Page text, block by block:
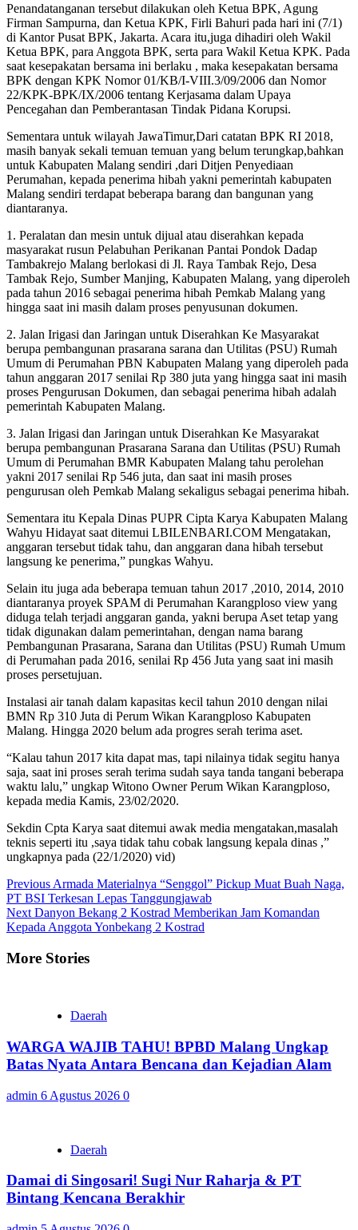
Penandatanganan tersebut dilakukan oleh Ketua BPK, Agung
Firman Sampurna, dan Ketua KPK, Firli Bahuri pada hari ini (7/1)
di Kantor Pusat BPK, Jakarta. Acara itu,juga dihadiri oleh Wakil
Ketua BPK, para Anggota BPK, serta para Wakil Ketua KPK. Pada
saat kesepakatan bersama ini berlaku , maka kesepakatan bersama
BPK dengan KPK Nomor 01/KB/I-VIII.3/09/2006 dan Nomor
22/KPK-BPK/IX/2006 tentang Kerjasama dalam Upaya
Pencegahan dan Pemberantasan Tindak Pidana Korupsi.
Sementara untuk wilayah JawaTimur,Dari catatan BPK RI 2018,
masih banyak sekali temuan temuan yang belum terungkap,bahkan
untuk Kabupaten Malang sendiri ,dari Ditjen Penyediaan
Perumahan, kepada penerima hibah yakni pemerintah kabupaten
Malang sendiri terdapat beberapa barang dan bangunan yang
diantaranya.
1. Peralatan dan mesin untuk dijual atau diserahkan kepada
masyarakat rusun Pelabuhan Perikanan Pantai Pondok Dadap
Tambakrejo Malang berlokasi di Jl. Raya Tambak Rejo, Desa
Tambak Rejo, Sumber Manjing, Kabupaten Malang, yang diperoleh
pada tahun 2016 sebagai penerima hibah Pemkab Malang yang
hingga saat ini masih dalam proses penyusunan dokumen.
2. Jalan Irigasi dan Jaringan untuk Diserahkan Ke Masyarakat
berupa pembangunan prasarana sarana dan Utilitas (PSU) Rumah
Umum di Perumahan PBN Kabupaten Malang yang diperoleh pada
tahun anggaran 2017 senilai Rp 380 juta yang hingga saat ini masih
proses Pengurusan Dokumen, dan sebagai penerima hibah adalah
pemerintah Kabupaten Malang.
3. Jalan Irigasi dan Jaringan untuk Diserahkan Ke Masyarakat
berupa pembangunan Prasarana Sarana dan Utilitas (PSU) Rumah
Umum di Perumahan BMR Kabupaten Malang tahu perolehan
yakni 2017 senilai Rp 546 juta, dan saat ini masih proses
pengurusan oleh Pemkab Malang sekaligus sebagai penerima hibah.
Sementara itu Kepala Dinas PUPR Cipta Karya Kabupaten Malang
Wahyu Hidayat saat ditemui LBILENBARI.COM Mengatakan,
anggaran tersebut tidak tahu, dan anggaran dana hibah tersebut
langsung ke penerima,” pungkas Wahyu.
Selain itu juga ada beberapa temuan tahun 2017 ,2010, 2014, 2010
diantaranya proyek SPAM di Perumahan Karangploso view yang
diduga telah terjadi anggaran ganda, yakni berupa Aset tetap yang
tidak digunakan dalam pemerintahan, dengan nama barang
Pembangunan Prasarana, Sarana dan Utilitas (PSU) Rumah Umum
di Perumahan pada 2016, senilai Rp 456 Juta yang saat ini masih
proses persetujuan.
Instalasi air tanah dalam kapasitas kecil tahun 2010 dengan nilai
BMN Rp 310 Juta di Perum Wikan Karangploso Kabupaten
Malang. Hingga 2020 belum ada progres serah terima aset.
“Kalau tahun 2017 kita dapat mas, tapi nilainya tidak segitu hanya
saja, saat ini proses serah terima sudah saya tanda tangani beberapa
waktu lalu,” ungkap Witono Owner Perum Wikan Karangploso,
kepada media Kamis, 23/02/2020.
Sekdin Cpta Karya saat ditemui awak media mengatakan,masalah
teknis seperti itu ,saya tidak tahu cobak langsung kepala dinas ,”
ungkapnya pada (22/1/2020) vid)
Continue
Reading
Previous Armada Materialnya “Senggol” Pickup Muat Buah Naga,
PT BSI Terkesan Lepas Tanggungjawab
Next Danyon Bekang 2 Kostrad Memberikan Jam Komandan
Kepada Anggota Yonbekang 2 Kostrad
More Stories
Daerah
WARGA WAJIB TAHU! BPBD Malang Ungkap
Batas Nyata Antara Bencana dan Kejadian Alam
admin 6 Agustus 2026 0
Daerah
Damai di Singosari! Sugi Nur Raharja & PT
Bintang Kencana Berakhir